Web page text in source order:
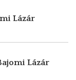
Lázár
Lázár